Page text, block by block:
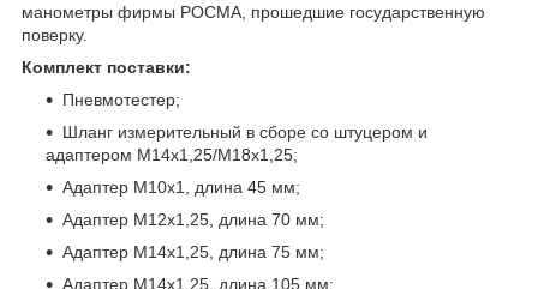
манометры фирмы РОСМА, прошедшие государственную
поверку.
Комплект поставки:
Пневмотестер;
Шланг измерительный в сборе со штуцером и
адаптером М14х1,25/М18х1,25;
Адаптер М10х1, длина 45 мм;
Адаптер М12х1,25, длина 70 мм;
Адаптер М14х1,25, длина 75 мм;
Адаптер М14х1,25, длина 105 мм;